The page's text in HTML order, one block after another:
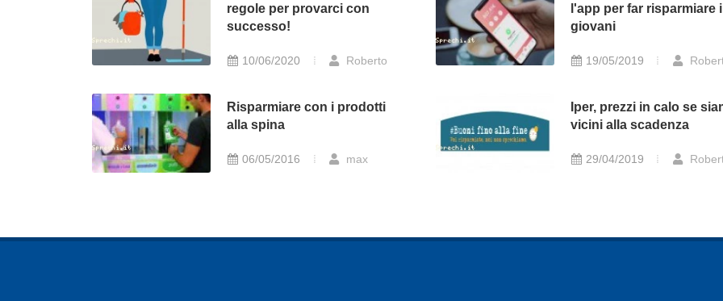
regole per provarci con
successo!
10/06/2020 Roberto
l'app per far risparmiare i
giovani
19/05/2019
Risparmiare con i prodotti
alla spina
06/05/2016 max
Iper, prezzi in calo se
vicini alla scadenza
29/04/2019